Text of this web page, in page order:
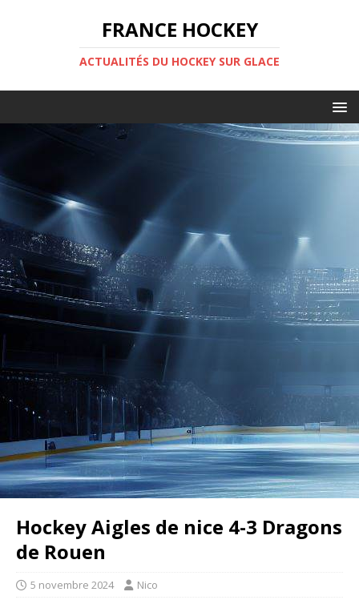
FRANCE HOCKEY
ACTUALITÉS DU HOCKEY SUR GLACE
Hockey Aigles de nice 4-3 Dragons
de Rouen
5 novembre 2024 Nico